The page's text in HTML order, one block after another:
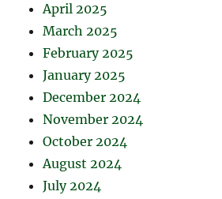
April 2025
March 2025
February 2025
January 2025
December 2024
November 2024
October 2024
August 2024
July 2024